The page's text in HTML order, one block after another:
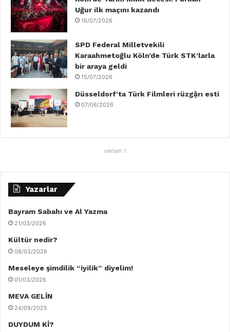
Uğur ilk maçını kazandı
16/07/2026
SPD Federal Milletvekili
Karaahmetoğlu Köln’de Türk STK’larla
bir araya geldi
15/07/2026
Düsseldorf’ta Türk Filmleri rüzgậrı esti
07/06/2026
reklam 1
Yazarlar
Bayram Sabahı ve Al Yazma
21/03/2026
Kültür nedir?
08/03/2026
Meseleye şimdilik “iyilik” diyelim!
01/03/2026
MEVA GELİN
24/09/2025
DUYDUM Kİ?